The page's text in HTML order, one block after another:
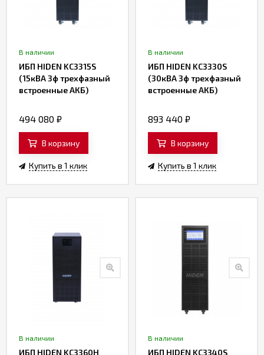
В наличии
ИБП HIDEN KC3315S
(15кВА 3ф трехфазный
встроенные АКБ)
494 080 ₽
В корзину
Купить в 1 клик
В наличии
ИБП HIDEN KC3330S
(30кВА 3ф трехфазный
встроенные АКБ)
893 440 ₽
В корзину
Купить в 1 клик
В наличии
ИБП HIDEN KC3360H
В наличии
ИБП HIDEN KC3340S